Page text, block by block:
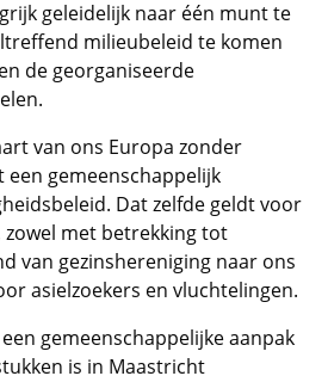
geleidelijk naar één munt te
milieubeleid te komen
de georganiseerde
van ons Europa zonder
gemeenschappelijk
Dat zelfde geldt voor
met betrekking tot
van gezinshereniging naar ons
asielzoekers en vluchtelingen.
gemeenschappelijke aanpak
is in Maastricht